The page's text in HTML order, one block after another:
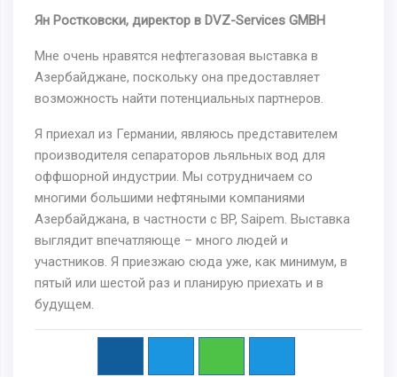
Ян Ростковски, директор в DVZ-Services GMBH
Мне очень нравятся нефтегазовая выставка в
Азербайджане, поскольку она предоставляет
возможность найти потенциальных партнеров.
Я приехал из Германии, являюсь представителем
производителя сепараторов льяльных вод для
оффшорной индустрии. Мы сотрудничаем со
многими большими нефтяными компаниями
Азербайджана, в частности с BP, Saipem. Выставка
выглядит впечатляюще – много людей и
участников. Я приезжаю сюда уже, как минимум, в
пятый или шестой раз и планирую приехать и в
будущем.